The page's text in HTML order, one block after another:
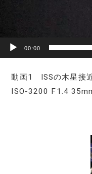
00:00
動画1 ISSの木星接
ISO-3200 F1.4